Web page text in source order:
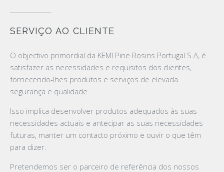
SERVIÇO AO CLIENTE
O objectivo primordial da KEMI Pine Rosins Portugal S.A, é
satisfazer as necessidades e requisitos dos clientes,
fornecendo-lhes produtos e serviços de elevada
segurança e qualidade.
Isso implica desenvolver produtos adequados às suas
necessidades actuais e antecipar as suas necessidades
futuras, manter um contacto próximo e ouvir o que têm
para dizer.
Pretendemos ser o parceiro de referência dos nossos